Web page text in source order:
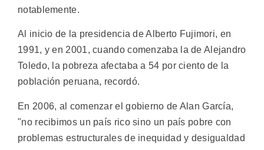
notablemente.
Al inicio de la presidencia de Alberto Fujimori, en
1991, y en 2001, cuando comenzaba la de Alejandro
Toledo, la pobreza afectaba a 54 por ciento de la
población peruana, recordó.
En 2006, al comenzar el gobierno de Alan García,
"no recibimos un país rico sino un país pobre con
problemas estructurales de inequidad y desigualdad